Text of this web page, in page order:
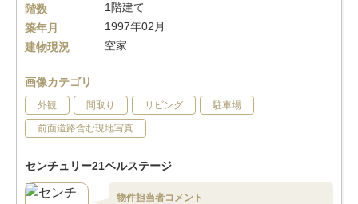
階数
1階建て
築年月
1997年02月
建物現況
空家
画像カテゴリ
外観 間取り リビング 駐車場
前面道路含む現地写真
センチュリー21ベルステージ
物件担当者コメント